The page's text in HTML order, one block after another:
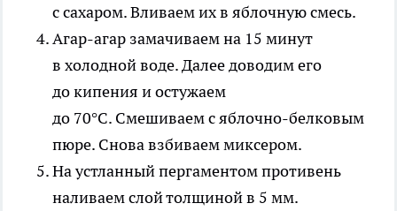
с сахаром. Вливаем их в яблочную смесь.
Агар-агар замачиваем на 15 минут
в холодной воде. Далее доводим его
до кипения и остужаем
до 70°C. Смешиваем с яблочно-белковым
пюре. Снова взбиваем миксером.
На устланный пергаментом противень
наливаем слой толщиной в 5 мм.